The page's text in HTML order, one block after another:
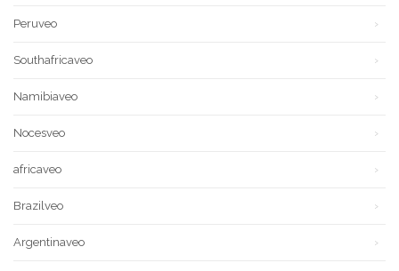
Peruveo
Southafricaveo
Namibiaveo
Nocesveo
africaveo
Brazilveo
Argentinaveo